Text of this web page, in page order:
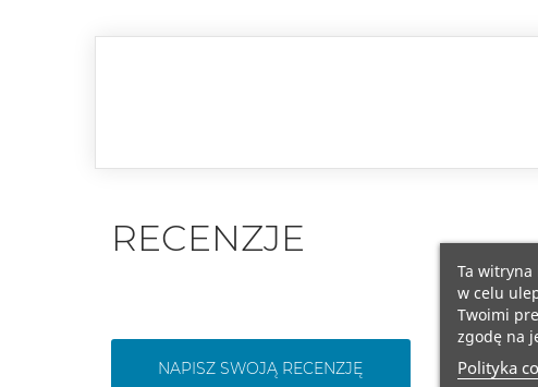
RECENZJE
NAPISZ SWOJĄ RECENZJĘ
Ta witryna
w celu
Twoimi
zgodę na
Polityka